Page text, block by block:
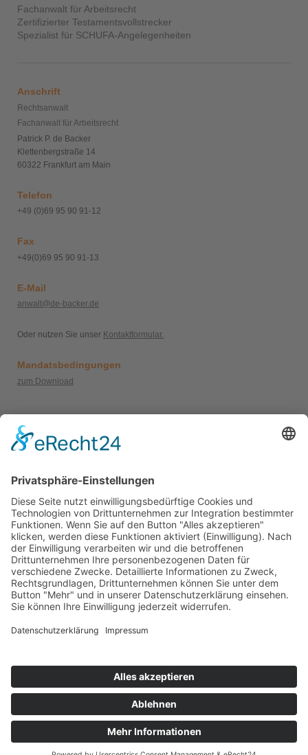
Fachanwalt für Arbeitsrecht
Zertifizierter Testamentsvollstrecker
Spezialist für SCHUFA-Angelegenheiten
Anschrift
Rechtsanwalt
Fachanwalt für Arbeitsrecht
Patrick P. de Backer
Klettenbergstraße 14
60322 Frankfurt am Main
Telefon
+49 (0)69 95 90 91-12
Fax
+49(0)69 95 90 91-13
E-Mail
anwalt@de-backer.de
Oder nutzen Sie unser Kontaktformular.
Mandatsbedingungen
zum Download
AKTUELLES
Bewertungen
Schauen Sie sich die Bewertungenzufriedener Mandantender Kanzlei
www.anwalt.de/de-backer an!
Herr de Backer zählt zu den
TOP-Anwälten Deutschlands!
Webseiten
Die weiteren Webseiten:
www.anwalt-gegen-auskunftei.de
© Rechtsanwalt Patrick de Backer
Diese Homepage wurde mit
IONOS MyWebsite erstellt.